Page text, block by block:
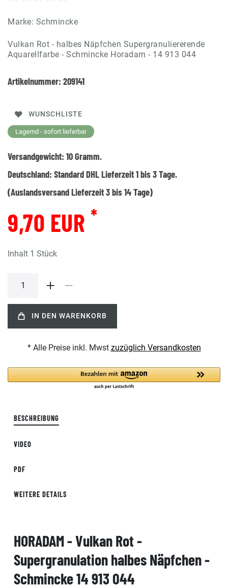
Marke: Schmincke
Vulkan Rot - halbes Näpfchen Supergranuliererende
Aquarellfarbe - Schmincke Horadam - 14 913 044
Artikelnummer: 209141
WUNSCHLISTE
Lagernd - sofort lieferbar
Versandgewicht: 10Gramm.
Deutschland: Standard DHL Lieferzeit 1 bis 3 Tage.
(Auslandsversand Lieferzeit 3 bis 14 Tage)
9,70 EUR *
Inhalt 1 Stück
IN DEN WARENKORB
* Alle Preise inkl. Mwst zuzüglich Versandkosten
BESCHREIBUNG
VIDEO
PDF
WEITERE DETAILS
HORADAM - Vulkan Rot -
Supergranulation halbes Näpfchen -
Schmincke 14 913 044